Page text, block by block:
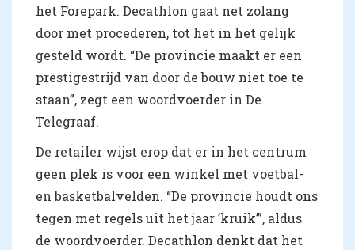
het Forepark. Decathlon gaat net zolang
door met procederen, tot het in het gelijk
gesteld wordt. “De provincie maakt er een
prestigestrijd van door de bouw niet toe te
staan”, zegt een woordvoerder in De
Telegraaf.
De retailer wijst erop dat er in het centrum
geen plek is voor een winkel met voetbal-
en basketbalvelden. “De provincie houdt ons
tegen met regels uit het jaar ’kruik’”, aldus
de woordvoerder. Decathlon denkt dat het